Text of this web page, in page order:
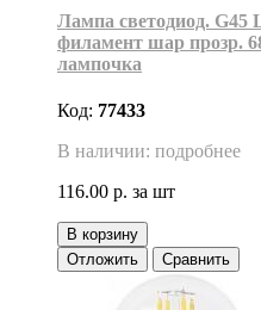
Лампа светодиод. G45
филамент шар прозр.
лампочка
Код: 77433
В наличии: подробнее
116.00 р. за шт
В корзину
Отложить
Сравнить